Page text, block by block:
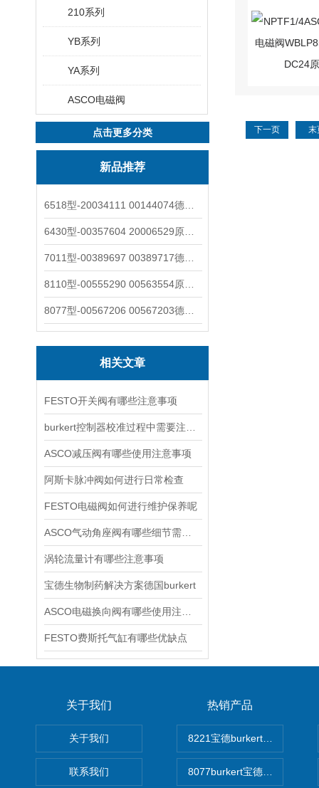
210系列
YB系列
YA系列
ASCO电磁阀
点击更多分类
新品推荐
相关文章
FESTO开关阀有哪些注意事项
ASCO减压阀有哪些使用注意事项
阿斯卡脉冲阀如何进行日常检查
FESTO电磁阀如何进行维护保养呢
涡轮流量计有哪些注意事项
宝德生物制药解决方案德国burkert
FESTO费斯托气缸有哪些优缺点
下一页 末
关于我们
关于我们
联系我们
热销产品
8221宝德burkert电导率探头
8077burkert宝德椭圆齿轮脉